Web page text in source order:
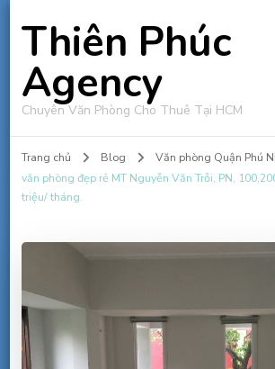
Thiên Phúc
Agency
Chuyên Văn Phòng Cho Thuê Tại HCM
Trang chủ Blog Văn phòng Quận Phú
văn phòng đẹp rẻ MT Nguyễn Văn Trỗi, PN,
triệu/ tháng.